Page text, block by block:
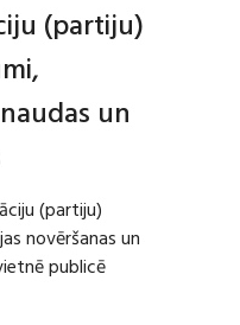
(partiju)
un
(partiju)
novēršanas un
publicē